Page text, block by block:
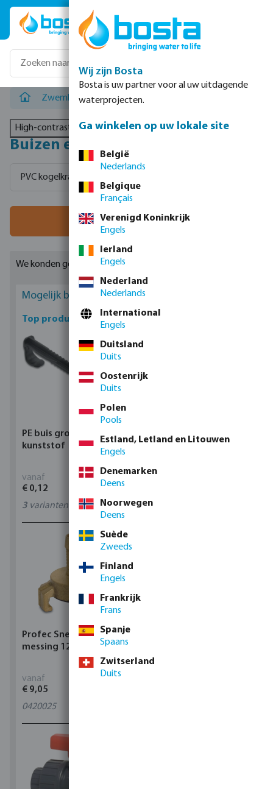
Ga naar de hoofdinhoud
Zwembad / Buizen en slangen
High-contrast mode
Buizen en slangen
PVC kogelkranen imperial
Filter
We konden geen geschikte resultaten vinden
Mogelijk bent u geïnteresseerd
Top producten
PE buis grondklem
kunststof
vanaf
€ 0,12
3 varianten
Profec Kogelkraan
11varianten
Profec Snelkoppeling
messing 12 bar slangtule
vanaf
€ 9,05
0420025
Wij zijn Bosta
Bosta is uw partner voor al uw uitdagende
waterprojecten.
Ga winkelen op uw lokale site
België
Nederlands
Belgique
Français
Verenigd Koninkrijk
Engels
Ierland
Engels
Nederland
Nederlands
International
Engels
Duitsland
Duits
Oostenrijk
Duits
Polen
Pools
Estland, Letland en Litouwen
Engels
Denemarken
Deens
Noorwegen
Deens
Suède
Zweeds
Finland
Engels
Frankrijk
Frans
Spanje
Spaans
Zwitserland
Duits